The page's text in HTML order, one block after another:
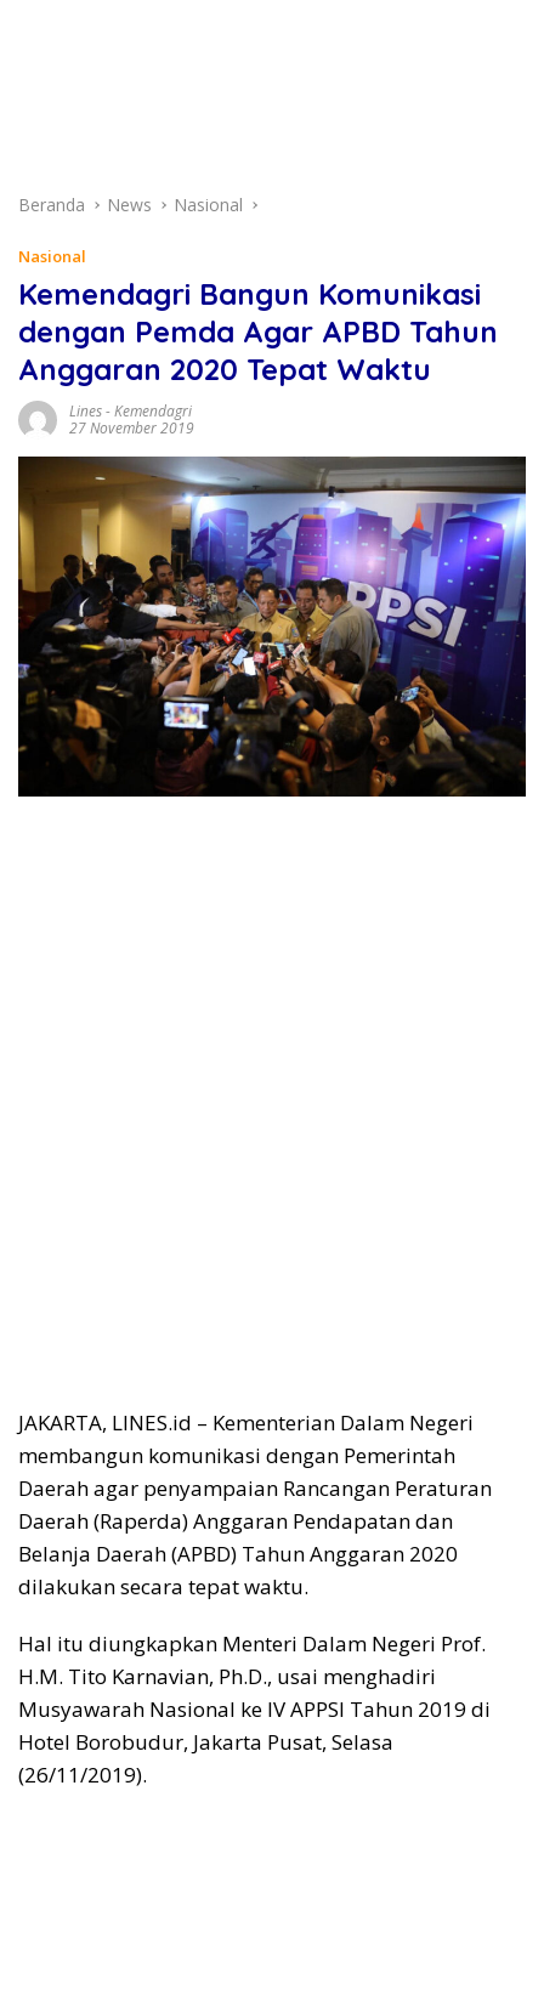
Beranda News Nasional
Nasional
Kemendagri Bangun Komunikasi
dengan Pemda Agar APBD Tahun
Anggaran 2020 Tepat Waktu
Lines-Kemendagri
27 November 2019
JAKARTA, LINES.id – Kementerian Dalam Negeri
membangun komunikasi dengan Pemerintah
Daerah agar penyampaian Rancangan Peraturan
Daerah (Raperda) Anggaran Pendapatan dan
Belanja Daerah (APBD) Tahun Anggaran 2020
dilakukan secara tepat waktu.
Hal itu diungkapkan Menteri Dalam Negeri Prof.
H.M. Tito Karnavian, Ph.D., usai menghadiri
Musyawarah Nasional ke IV APPSI Tahun 2019 di
Hotel Borobudur, Jakarta Pusat, Selasa
(26/11/2019).